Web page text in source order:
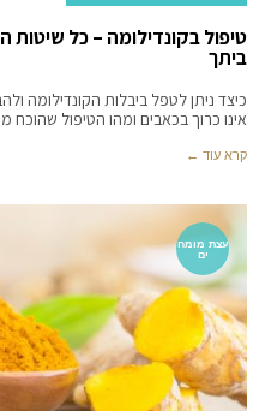
טיפול בקונדילומה – כל
ביתך
כיצד ניתן לטפל ביבלות הקונדילומה
אינו כרוך בכאבים ומהו הטיפול שהוכח
קרא עוד ←
עצת מומח
ים